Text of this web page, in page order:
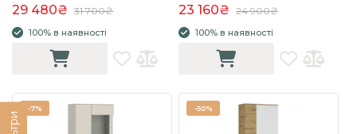
29 480₴ 31 700₴
100% в наявності
23 160₴ 24 900₴
100% в наявності
-7% -50%